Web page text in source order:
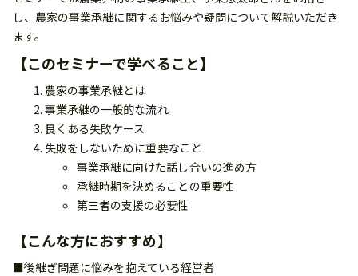
し、農家の事業承継に関するお悩みや疑問について解説いただき
ます。
【このセミナーで学べること】
農家の事業承継とは
事業承継の一般的な流れ
良くある失敗ケース
失敗をしないために重要なこと
事業承継に向けた話し合いの進め方
承継時期を決めることの重要性
第三者の支援の必要性
【こんな方におすすめ】
■後継ぎ問題に悩みを抱えている経営者